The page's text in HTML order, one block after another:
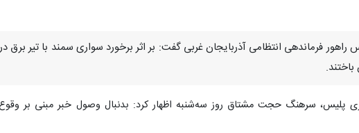
راهور فرماندهی انتظامی آذربایجان غربی گفت: بر اثر برخورد سواری سمند با تیر برق
پلیس، سرهنگ حجت مشتاق روز سه‌شنبه اظهار کرد: بدنبال وصول خبر مبنی بر